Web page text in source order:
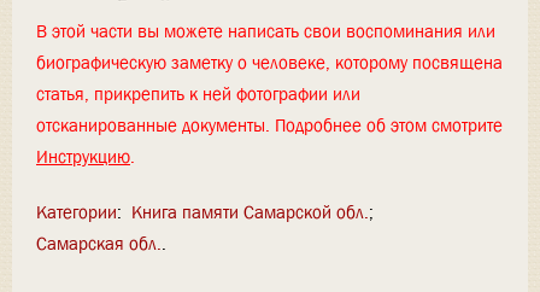
В этой части вы можете написать свои воспоминания или
биографическую заметку о человеке, которому посвящена
статья, прикрепить к ней фотографии или
отсканированные документы. Подробнее об этом смотрите
Инструкцию.
Категории: Книга памяти Самарской обл.
Самарская обл.